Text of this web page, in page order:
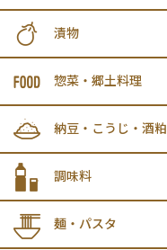
漬物
惣菜・郷土料理
納豆・こうじ・酒粕
調味料
麺・パスタ